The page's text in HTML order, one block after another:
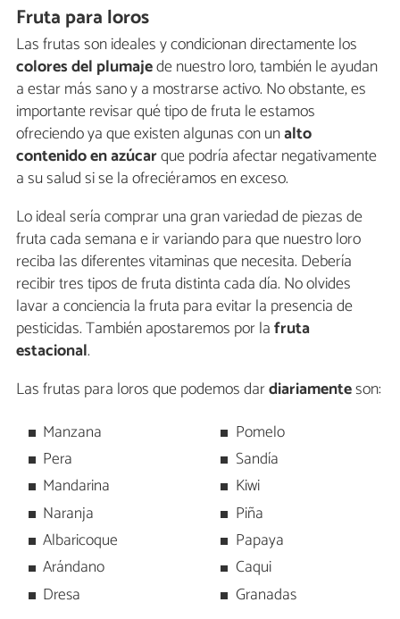
Fruta para loros
Las frutas son ideales y condicionan directamente los
colores del plumajede nuestro loro, también le ayudan
a estar más sano y a mostrarse activo. No obstante, es
importante revisar qué tipo de fruta le estamos
ofreciendo ya que existen algunas con unalto
contenido en azúcarque podría afectar negativamente
a su salud si se la ofreciéramos en exceso.
Lo ideal sería comprar una gran variedad de piezas de
fruta cada semana e ir variando para que nuestro loro
reciba las diferentes vitaminas que necesita. Debería
recibir tres tipos de fruta distinta cada día. No olvides
lavar a conciencia la fruta para evitar la presencia de
pesticidas. También apostaremos por lafruta
estacional.
Las frutas para loros que podemos dardiariamenteson:
Manzana
Pera
Mandarina
Naranja
Albaricoque
Arándano
Dresa
Pomelo
Sandía
Kiwi
Piña
Papaya
Caqui
Granadas